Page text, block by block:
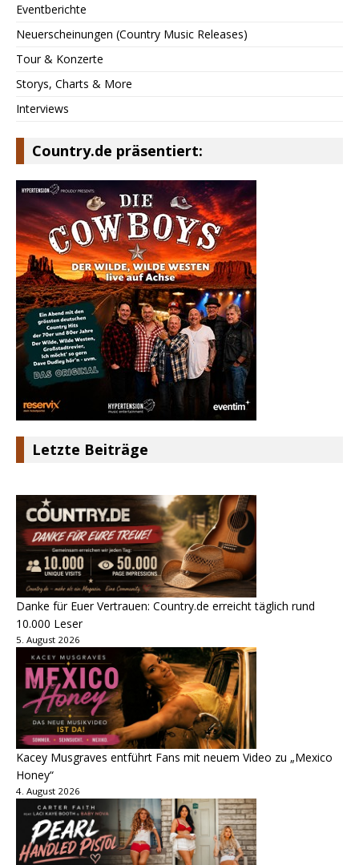
Eventberichte
Neuerscheinungen (Country Music Releases)
Tour & Konzerte
Storys, Charts & More
Interviews
Country.de präsentiert:
Letzte Beiträge
Danke für Euer Vertrauen: Country.de erreicht täglich rund
10.000 Leser
5. August 2026
Kacey Musgraves entführt Fans mit neuem Video zu „Mexico
Honey“
4. August 2026